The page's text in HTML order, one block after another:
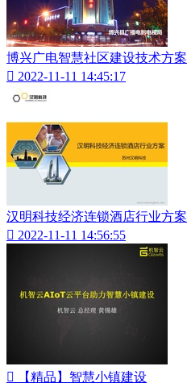
博兴广电智慧社区建设技术方案
 2022-11-11 14:45:17
汉明科技经济连锁酒店行业方案
 2022-11-11 14:56:55
 【精品】智慧小镇建设